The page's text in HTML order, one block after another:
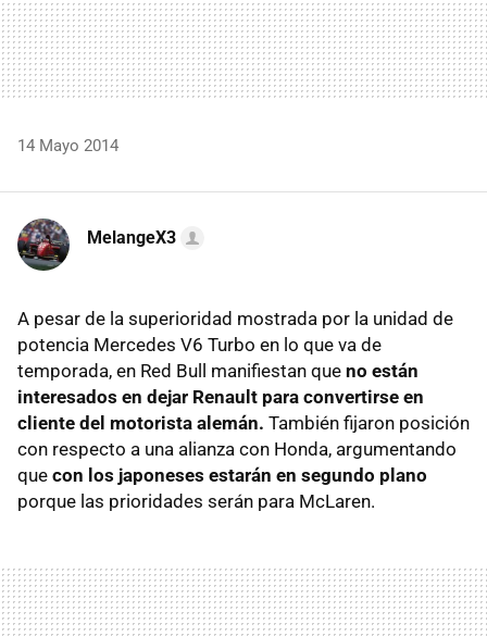
14 Mayo 2014
MelangeX3
A pesar de la superioridad mostrada por la unidad de
potencia Mercedes V6 Turbo en lo que va de
temporada, en Red Bull manifiestan que no están
interesados en dejar Renault para convertirse en
cliente del motorista alemán. También fijaron posición
con respecto a una alianza con Honda, argumentando
que con los japoneses estarán en segundo plano
porque las prioridades serán para McLaren.